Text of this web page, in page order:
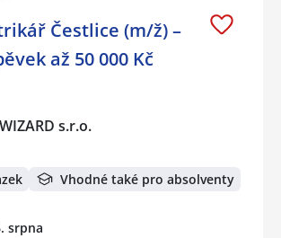
Čestlice (m/ž) –
až 50 000 Kč
s.r.o.
Vhodné také pro absolventy
srpna